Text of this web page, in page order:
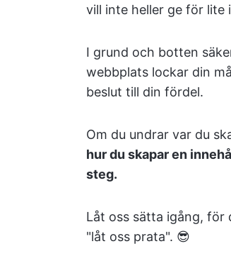
vill inte heller ge för lite
I grund och botten
webbplats lockar din
beslut till din fördel.
Om du undrar var du
hur du skapar en
steg.
Låt oss sätta igång,
"låt oss prata". 😎